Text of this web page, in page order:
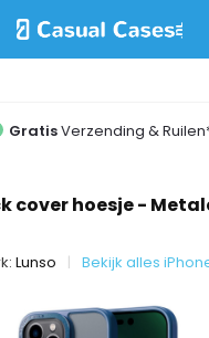
GratisVerzending &
cover hoesje -
Lunso Bekijk alles